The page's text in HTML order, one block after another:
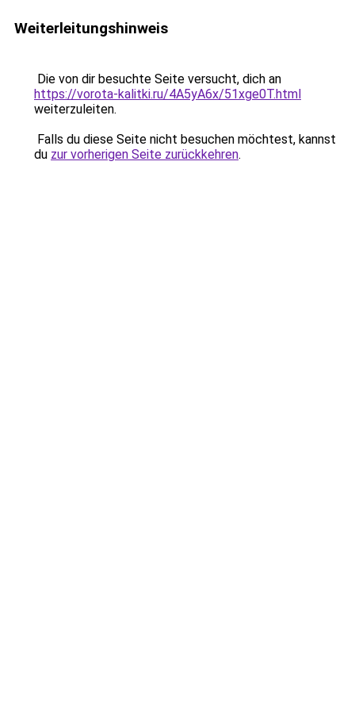
Weiterleitungshinweis
Die von dir besuchte Seite versucht, dich an
https://vorota-kalitki.ru/4A5yA6x/51xge0T.html
weiterzuleiten.
Falls du diese Seite nicht besuchen möchtest, kannst
du zur vorherigen Seite zurückkehren.